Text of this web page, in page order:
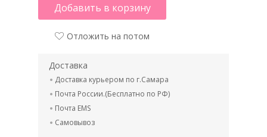
Добавить в корзину
Отложить на потом
Доставка
Доставка курьером по г.Самара
Почта России.(Бесплатно по РФ)
Почта EMS
Самовывоз